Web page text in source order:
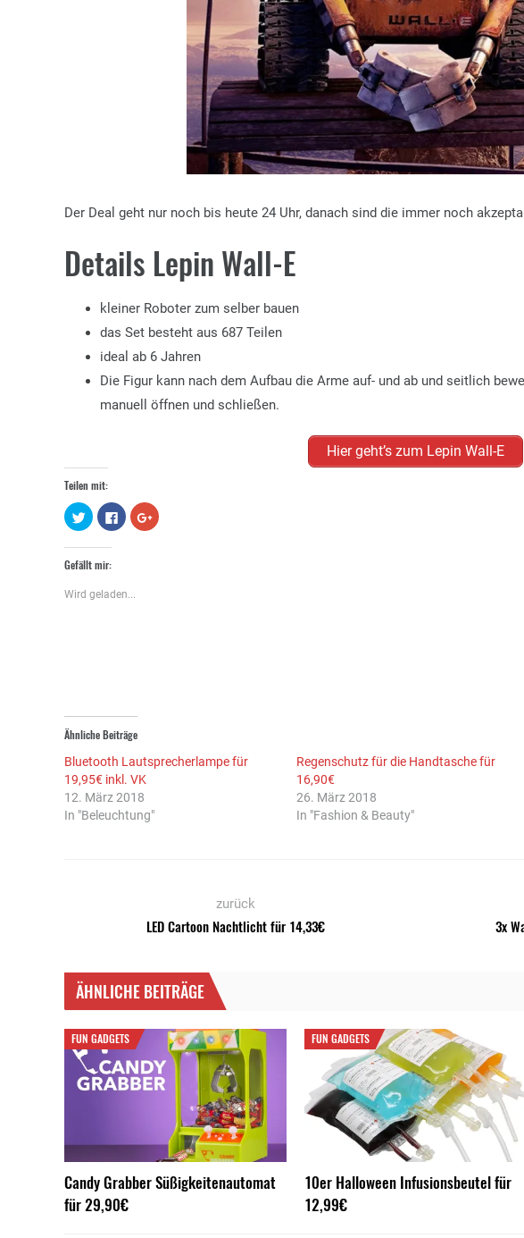
Der Deal geht nur noch bis heute 24 Uhr, danach sind die immer noch
Details Lepin Wall-E
kleiner Roboter zum selber bauen
das Set besteht aus 687 Teilen
ideal ab 6 Jahren
Die Figur kann nach dem Aufbau die Arme auf- und ab und seitlich
manuell öffnen und schließen.
Hier geht’s zum Lepin Wall-E
Teilen mit:
Klick,
um
über
Twitter
teilen
in
neuem
Klick,
um
in
neuem
Zum
Teilen
Gefällt mir:
Wird geladen...
Ähnliche Beiträge
Bluetooth Lautsprecherlampe für
19,95€ inkl. VK
12. März 2018
In "Beleuchtung"
Regenschutz für die Handtasche für
16,90€
26. März 2018
In "Fashion & Beauty"
zurück
LED Cartoon Nachtlicht für 14,33€ 3x
ÄHNLICHE BEITRÄGE
FUN GADGETS
Candy Grabber Süßigkeitenautomat
für 29,90€
FUN GADGETS
10er Halloween Infusionsbeutel für
12,99€